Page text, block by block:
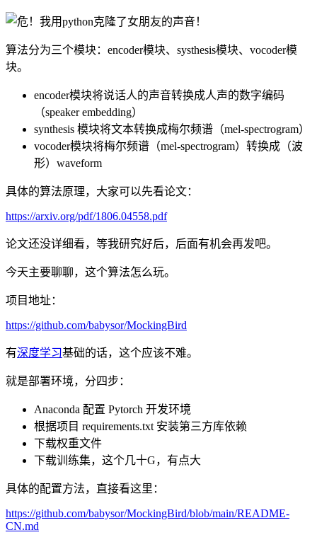
算法分为三个模块：encoder模块、systhesis模块、vocoder模
块。
encoder模块将说话人的声音转换成人声的数字编码
（speaker embedding）
synthesis 模块将文本转换成梅尔频谱（mel-spectrogram）
vocoder模块将梅尔频谱（mel-spectrogram）转换成（波
形）waveform
具体的算法原理，大家可以先看论文：
https://arxiv.org/pdf/1806.04558.pdf
论文还没详细看，等我研究好后，后面有机会再发吧。
今天主要聊聊，这个算法怎么玩。
项目地址：
https://github.com/babysor/MockingBird
有深度学习基础的话，这个应该不难。
就是部署环境，分四步：
Anaconda 配置 Pytorch 开发环境
根据项目 requirements.txt 安装第三方库依赖
下载权重文件
下载训练集，这个几十G，有点大
具体的配置方法，直接看这里：
https://github.com/babysor/MockingBird/blob/main/README-
CN.md